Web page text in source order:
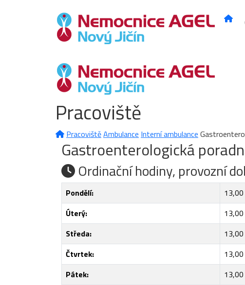
Pracoviště
PracovištěAmbulance Interní ambulance
Gastroenterologická
Ordinační hodiny, provozní
Pondělí:
Úterý:
Středa:
Čtvrtek:
Pátek: